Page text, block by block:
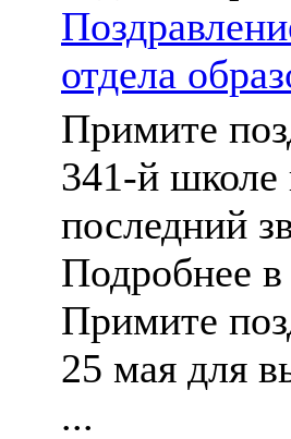
отдела
Примите
341-й школе
последний
Подробнее
Примите
25 мая для
...